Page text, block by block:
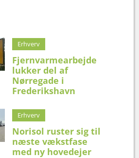
Erhverv
Fjernvarmearbejde
lukker del af
Nørregade i
Frederikshavn
Erhverv
Norisol ruster sig til
næste vækstfase
med ny hovedejer